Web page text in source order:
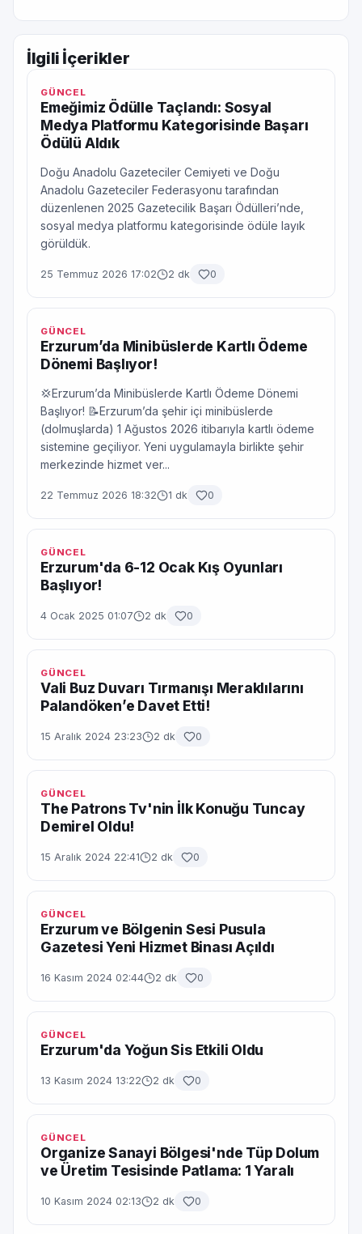
İlgili İçerikler
GÜNCEL
Emeğimiz Ödülle Taçlandı: Sosyal
Medya Platformu Kategorisinde Başarı
Ödülü Aldık
Doğu Anadolu Gazeteciler Cemiyeti ve Doğu
Anadolu Gazeteciler Federasyonu tarafından
düzenlenen 2025 Gazetecilik Başarı Ödülleri’nde,
sosyal medya platformu kategorisinde ödüle layık
görüldük.
25 Temmuz 2026 17:02 2 dk 0
GÜNCEL
Erzurum’da Minibüslerde Kartlı Ödeme
Dönemi Başlıyor!
💢Erzurum’da Minibüslerde Kartlı Ödeme Dönemi
Başlıyor! 📝Erzurum’da şehir içi minibüslerde
(dolmuşlarda) 1 Ağustos 2026 itibarıyla kartlı ödeme
sistemine geçiliyor. Yeni uygulamayla birlikte şehir
merkezinde hizmet ver...
22 Temmuz 2026 18:32 1 dk 0
GÜNCEL
Erzurum'da 6-12 Ocak Kış Oyunları
Başlıyor!
4 Ocak 2025 01:07 2 dk 0
GÜNCEL
Vali Buz Duvarı Tırmanışı Meraklılarını
Palandöken’e Davet Etti!
15 Aralık 2024 23:23 2 dk 0
GÜNCEL
The Patrons Tv'nin İlk Konuğu Tuncay
Demirel Oldu!
15 Aralık 2024 22:41 2 dk 0
GÜNCEL
Erzurum ve Bölgenin Sesi Pusula
Gazetesi Yeni Hizmet Binası Açıldı
16 Kasım 2024 02:44 2 dk 0
GÜNCEL
Erzurum'da Yoğun Sis Etkili Oldu
13 Kasım 2024 13:22 2 dk 0
GÜNCEL
Organize Sanayi Bölgesi'nde Tüp Dolum
ve Üretim Tesisinde Patlama: 1 Yaralı
10 Kasım 2024 02:13 2 dk 0